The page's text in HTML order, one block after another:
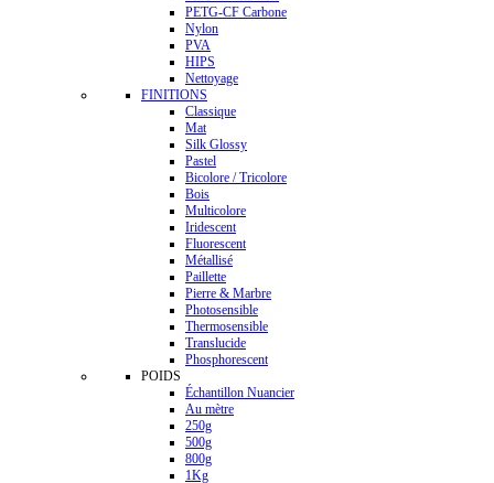
PETG-CF Carbone
Nylon
PVA
HIPS
Nettoyage
FINITIONS
Classique
Mat
Silk Glossy
Pastel
Bicolore / Tricolore
Bois
Multicolore
Iridescent
Fluorescent
Métallisé
Paillette
Pierre & Marbre
Photosensible
Thermosensible
Translucide
Phosphorescent
POIDS
Échantillon Nuancier
Au mètre
250g
500g
800g
1Kg